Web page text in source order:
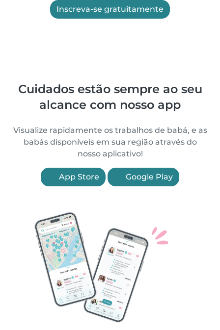
Inscreva-se gratuitamente
Cuidados estão sempre ao seu
alcance com nosso app
Visualize rapidamente os trabalhos de babá, e as
babás disponíveis em sua região através do
nosso aplicativo!
App Store Google Play